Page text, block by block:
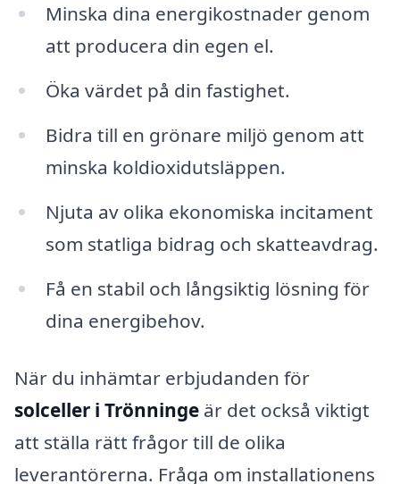
Minska dina energikostnader genom
att producera din egen el.
Öka värdet på din fastighet.
Bidra till en grönare miljö genom att
minska koldioxidutsläppen.
Njuta av olika ekonomiska incitament
som statliga bidrag och skatteavdrag.
Få en stabil och långsiktig lösning för
dina energibehov.
När du inhämtar erbjudanden för
solceller i Trönninge är det också viktigt
att ställa rätt frågor till de olika
leverantörerna. Fråga om installationens